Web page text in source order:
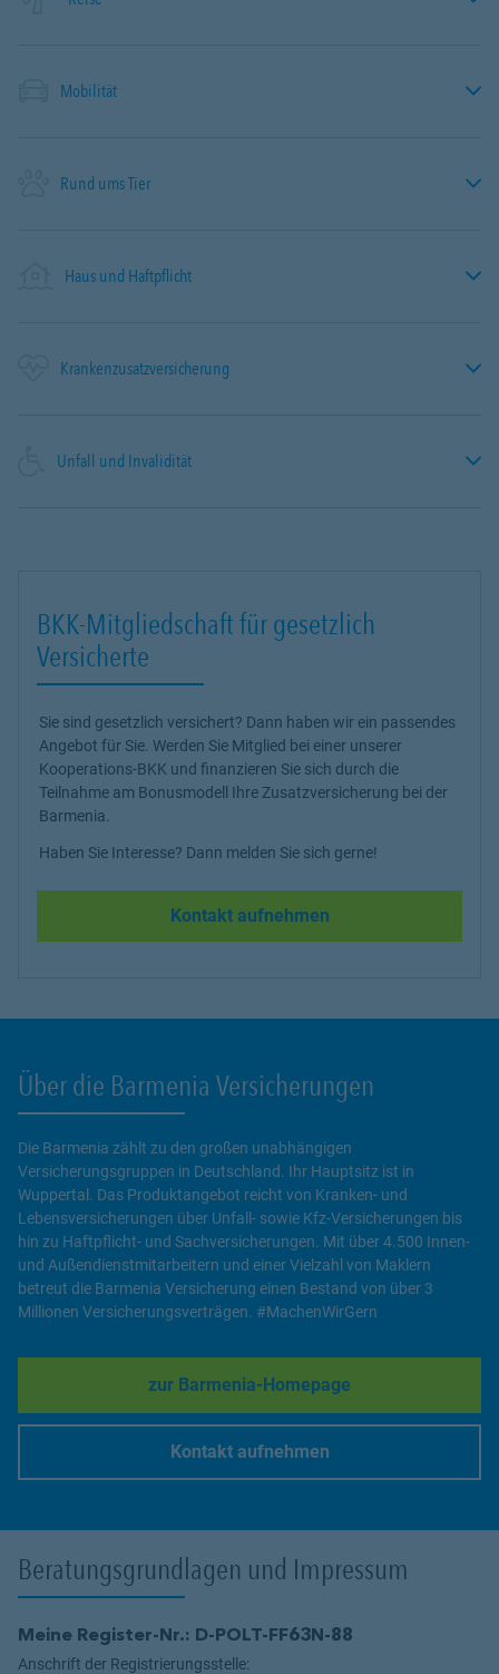
Mobilität
Rund ums Tier
Haus und Haftpflicht
Krankenzusatzversicherung
Unfall und Invalidität
BKK-Mitgliedschaft für gesetzlich
Versicherte
Sie sind gesetzlich versichert? Dann haben wir ein passendes
Angebot für Sie. Werden Sie Mitglied bei einer unserer
Kooperations-BKK und finanzieren Sie sich durch die
Teilnahme am Bonusmodell Ihre Zusatzversicherung bei der
Barmenia.
Haben Sie Interesse? Dann melden Sie sich gerne!
Kontakt aufnehmen
Über die Barmenia Versicherungen
Die Barmenia zählt zu den großen unabhängigen
Versicherungsgruppen in Deutschland. Ihr Hauptsitz ist in
Wuppertal. Das Produktangebot reicht von Kranken- und
Lebensversicherungen über Unfall- sowie Kfz-Versicherungen bis
hin zu Haftpflicht- und Sachversicherungen. Mit über 4.500 Innen-
und Außendienstmitarbeitern und einer Vielzahl von Maklern
betreut die Barmenia Versicherung einen Bestand von über 3
Millionen Versicherungsverträgen. #MachenWirGern
zur Barmenia-Homepage
Link Opens in New Tab
Kontakt aufnehmen
Beratungsgrundlagen und Impressum
Meine Register-Nr.: D-POLT-FF63N-88
Anschrift der Registrierungsstelle: